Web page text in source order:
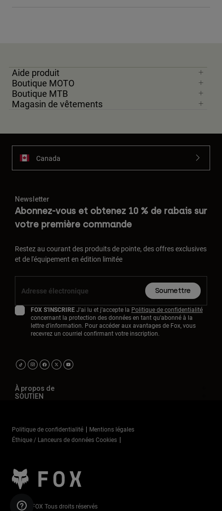
Aide produit
Boutique MOTO
Boutique MTB
Magasin de vêtements
Canada
Newsletter
Abonnez-vous et obtenez 10 % de rabais sur
votre première commande
Restez au courant des produits de pointe, des offres exclusives
et de l'équipement en édition limitée
Soumettre
FOX S'INSCRIREJ'ai lu et j'accepte la Politique de confidentialité
concernant la protection des données en tant qu'abonné à la
lettre d'information. Pour accéder aux avantages de Fox, vous
recevrez un courriel confirmant votre inscription.
À propos de
SOUTIEN
Politique de confidentialité
Mentions légales
Éthique / Lanceurs de données Cookies
©2025 FOX Tous droits réservés